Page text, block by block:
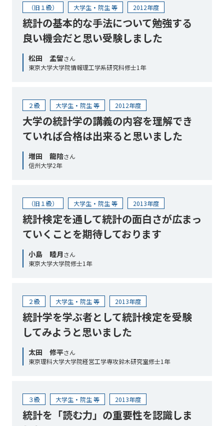
（旧１級） 大学生・院生 等 2012年度
統計の基本的な手法について勉強する
良い機会だと思い受験しました
松田 孟留さん
東京大学大学院情報理工学系研究科修士1年
２級 大学生・院生 等 2012年度
大学の統計学の講義の内容を理解でき
ていれば合格は出来ると思いました
増田 龍陪さん
信州大学2年
（旧１級） 大学生・院生 等 2013年度
統計検定を通して統計の面白さが広まっ
ていくことを期待しております
小島 睦月さん
東京大学大学院修士1年
２級 大学生・院生 等 2013年度
統計学を学ぶ者として統計検定を受験
してみようと思いました
太田 修平さん
東京理科大学大学院経営工学専攻鈴木研究室修士1年
３級 大学生・院生 等 2013年度
統計を「読む力」の重要性を認識しま